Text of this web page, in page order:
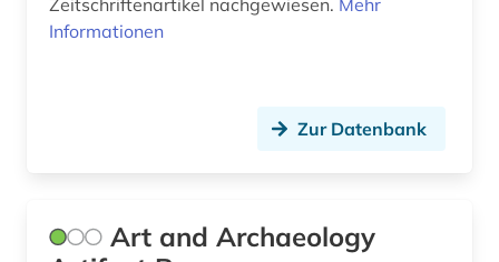
sklaverei (1)
troas (1)
Zeitschriftenartikel nachgewiesen. Mehr
Informationen
Zur Datenbank
Art and Archaeology